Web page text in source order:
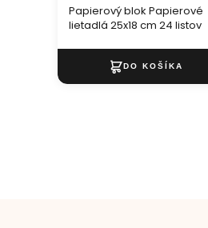
Papierový blok Papierové
lietadlá 25x18 cm 24 listov